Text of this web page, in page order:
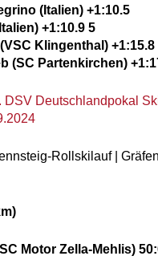
(Italien) +1:10.5
+1:10.9 5
Klingenthal) +1:15.8
(SC Partenkirchen)
DSV Deutschlandpokal
Rollskilauf |
Motor Zella-Mehlis)